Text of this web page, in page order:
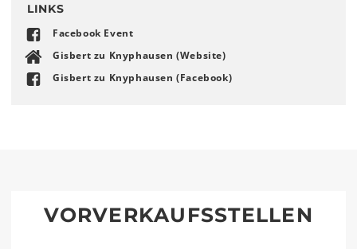
LINKS
Facebook Event
Gisbert zu Knyphausen (Website)
Gisbert zu Knyphausen (Facebook)
VORVERKAUFSSTELLEN